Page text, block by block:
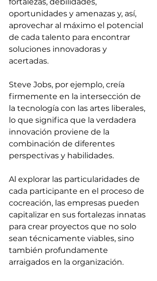
fortalezas, debilidades,
oportunidades y amenazas y, así,
aprovechar al máximo el potencial
de cada talento para encontrar
soluciones innovadoras y
acertadas.
Steve Jobs, por ejemplo, creía
firmemente en la intersección de
la tecnología con las artes liberales,
lo que significa que la verdadera
innovación proviene de la
combinación de diferentes
perspectivas y habilidades.
Al explorar las particularidades de
cada participante en el proceso de
cocreación, las empresas pueden
capitalizar en sus fortalezas innatas
para crear proyectos que no solo
sean técnicamente viables, sino
también profundamente
arraigados en la organización.